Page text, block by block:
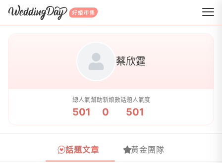
WeddingDay 好婚市集
蔡欣霆
總人氣
501
幫助新娘數
0
話題人氣度
501
話題文章 黃金團隊